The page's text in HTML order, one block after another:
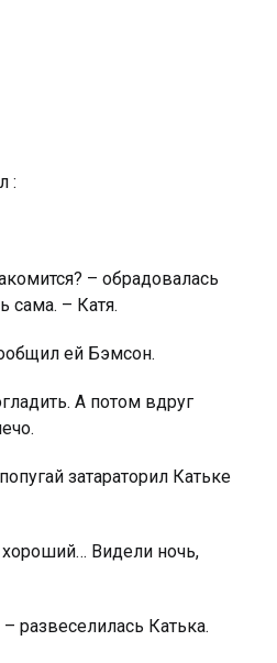
:
– обрадовалась
сама. – Катя.
ей Бэмсон.
А потом вдруг
затараторил Катьке
Видели ночь,
развеселилась Катька.